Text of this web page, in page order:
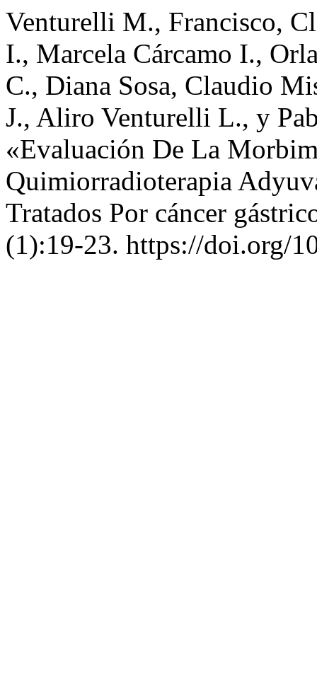
Venturelli M., Francisco,
I., Marcela Cárcamo I.,
C., Diana Sosa, Claudio
J., Aliro Venturelli L., y
«Evaluación De La
Quimiorradioterapia
Tratados Por cáncer
(1):19-23. https://doi.org/